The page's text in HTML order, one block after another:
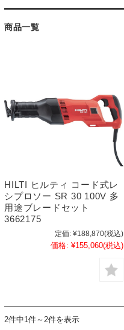
商品一覧
HILTI ヒルティ コード式レ
シプロソー SR 30 100V 多
用途ブレードセット
3662175
定価: ¥188,870(税込)
価格: ¥155,060(税込)
2件中1件～2件を表示